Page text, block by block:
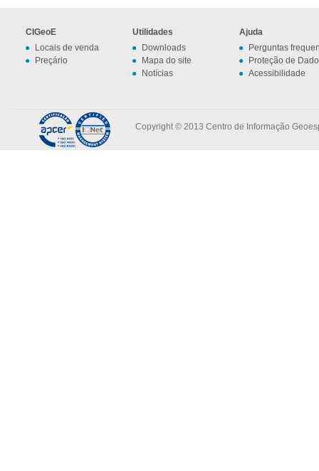
CIGeoE
Locais de venda
Preçário
Utilidades
Downloads
Mapa do site
Notícias
Ajuda
Perguntas
Proteção de
Acessibilidade
Copyright © 2013 Centro de Informação